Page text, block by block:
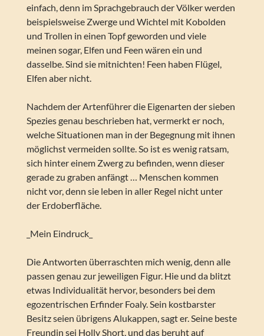
einfach, denn im Sprachgebrauch der Völker werden
beispielsweise Zwerge und Wichtel mit Kobolden
und Trollen in einen Topf geworden und viele
meinen sogar, Elfen und Feen wären ein und
dasselbe. Sind sie mitnichten! Feen haben Flügel,
Elfen aber nicht.
Nachdem der Artenführer die Eigenarten der sieben
Spezies genau beschrieben hat, vermerkt er noch,
welche Situationen man in der Begegnung mit ihnen
möglichst vermeiden sollte. So ist es wenig ratsam,
sich hinter einem Zwerg zu befinden, wenn dieser
gerade zu graben anfängt … Menschen kommen
nicht vor, denn sie leben in aller Regel nicht unter
der Erdoberfläche.
_Mein Eindruck_
Die Antworten überraschten mich wenig, denn alle
passen genau zur jeweiligen Figur. Hie und da blitzt
etwas Individualität hervor, besonders bei dem
egozentrischen Erfinder Foaly. Sein kostbarster
Besitz seien übrigens Alukappen, sagt er. Seine beste
Freundin sei Holly Short, und das beruht auf